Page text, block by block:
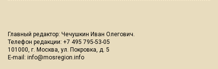
Главный редактор: Чечушкин Иван Олегович.
Телефон редакции: +7 495 795-53-05
101000, г. Москва, ул. Покровка, д. 5
E-mail: info@mosregion.info